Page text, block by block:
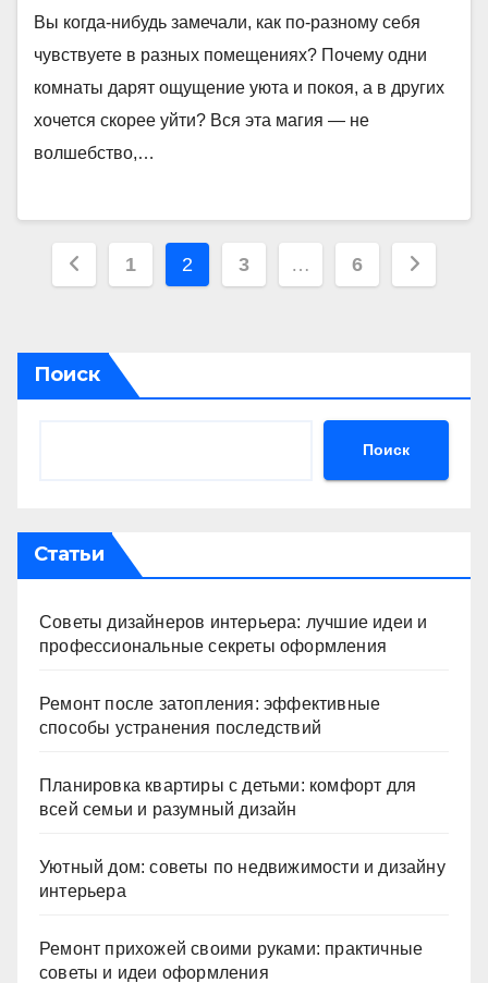
Вы когда-нибудь замечали, как по-разному себя
чувствуете в разных помещениях? Почему одни
комнаты дарят ощущение уюта и покоя, а в других
хочется скорее уйти? Вся эта магия — не
волшебство,…
Пагинация
1 2 3 … 6
Поиск
Поиск
Статьи
Советы дизайнеров интерьера: лучшие идеи и
профессиональные секреты оформления
Ремонт после затопления: эффективные
способы устранения последствий
Планировка квартиры с детьми: комфорт для
всей семьи и разумный дизайн
Уютный дом: советы по недвижимости и дизайну
интерьера
Ремонт прихожей своими руками: практичные
советы и идеи оформления